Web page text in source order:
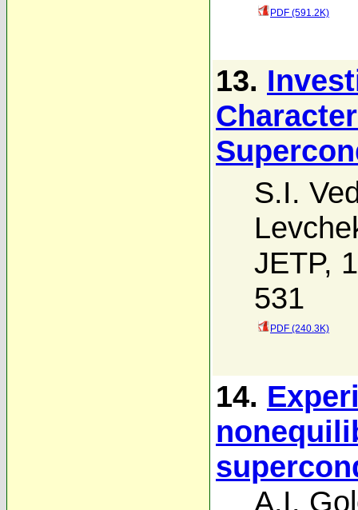
PDF (591.2K)
13.
S.I.
JETP,
531
PDF (240.3K)
14.
A.I.